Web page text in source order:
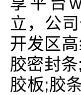
立，公
开发区
胶密封
胶板;胶